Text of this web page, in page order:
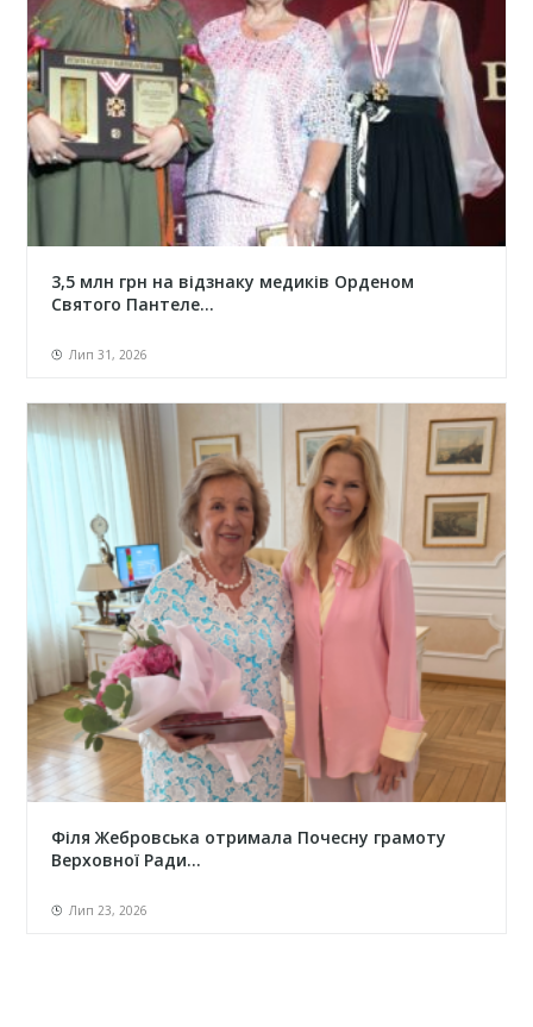
3,5 млн грн на відзнаку медиків Орденом
Святого Пантеле...
Лип 31, 2026
Філя Жебровська отримала Почесну грамоту
Верховної Ради...
Лип 23, 2026